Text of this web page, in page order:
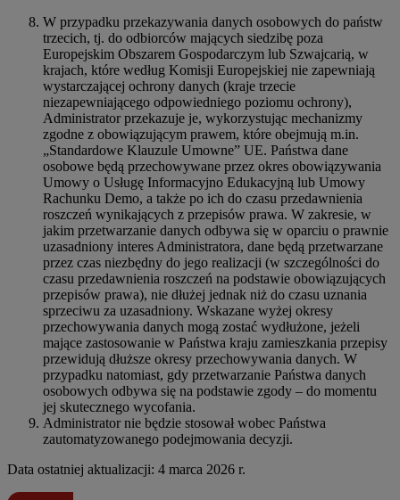
W przypadku przekazywania danych osobowych do państw
trzecich, tj. do odbiorców mających siedzibę poza
Europejskim Obszarem Gospodarczym lub Szwajcarią, w
krajach, które według Komisji Europejskiej nie zapewniają
wystarczającej ochrony danych (kraje trzecie
niezapewniającego odpowiedniego poziomu ochrony),
Administrator przekazuje je, wykorzystując mechanizmy
zgodne z obowiązującym prawem, które obejmują m.in.
„Standardowe Klauzule Umowne” UE. Państwa dane
osobowe będą przechowywane przez okres obowiązywania
Umowy o Usługę Informacyjno Edukacyjną lub Umowy
Rachunku Demo, a także po ich do czasu przedawnienia
roszczeń wynikających z przepisów prawa. W zakresie, w
jakim przetwarzanie danych odbywa się w oparciu o prawnie
uzasadniony interes Administratora, dane będą przetwarzane
przez czas niezbędny do jego realizacji (w szczególności do
czasu przedawnienia roszczeń na podstawie obowiązujących
przepisów prawa), nie dłużej jednak niż do czasu uznania
sprzeciwu za uzasadniony. Wskazane wyżej okresy
przechowywania danych mogą zostać wydłużone, jeżeli
mające zastosowanie w Państwa kraju zamieszkania przepisy
przewidują dłuższe okresy przechowywania danych. W
przypadku natomiast, gdy przetwarzanie Państwa danych
osobowych odbywa się na podstawie zgody – do momentu
jej skutecznego wycofania.
Administrator nie będzie stosował wobec Państwa
zautomatyzowanego podejmowania decyzji.
Data ostatniej aktualizacji: 4 marca 2026 r.